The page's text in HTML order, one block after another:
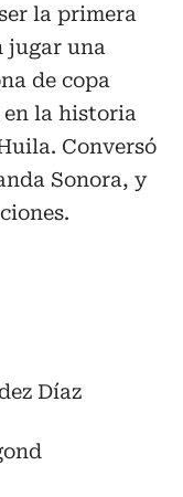
la primera
jugar una
de copa
la historia
Conversó
Sonora, y
Díaz